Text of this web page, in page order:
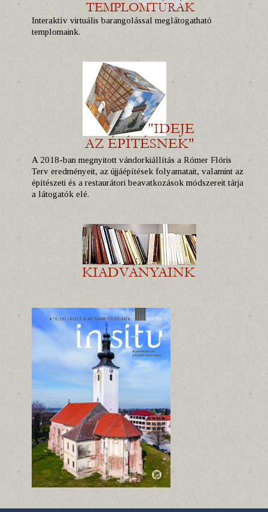
Interaktív virtuális barangolással meglátogatható
templomaink.
A 2018-ban megnyitott vándorkiállítás a Rómer Flóris
Terv eredményeit, az újjáépítések folyamatait, valamint az
építészeti és a restaurátori beavatkozások módszereit tárja
a látogatók elé.